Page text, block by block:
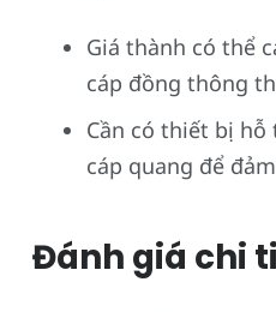
Giá thành có thể
cáp đồng thông
Cần có thiết bị
cáp quang để
Đánh giá chi